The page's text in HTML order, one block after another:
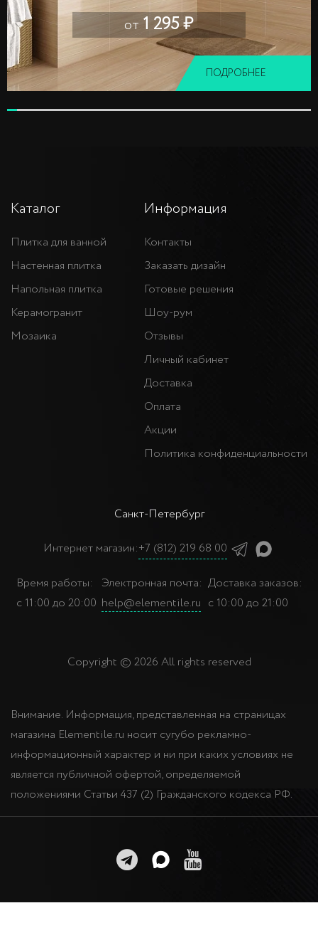
от 1 295 ₽
ПОДРОБНЕЕ
Санкт-Петербург
Интернет магазин:+7 (812) 219 68 00
Время работы:
с 11:00 до 20:00
Электронная почта:
help@elementile.ru
Доставка заказов:
с 10:00 до 21:00
Каталог
Плитка для ванной
Настенная плитка
Напольная плитка
Керамогранит
Мозаика
Информация
Контакты
Заказать дизайн
Готовые решения
Шоу-рум
Отзывы
Личный кабинет
Доставка
Оплата
Акции
Политика конфиденциальности
Copyright © 2026 All rights reserved
Внимание. Информация, представленная на страницах
магазина Elementile.ru носит сугубо рекламно-
информационный характер и ни при каких условиях не
является публичной офертой, определяемой
положениями Статьи 437 (2) Гражданского кодекса РФ.